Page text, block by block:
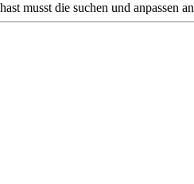
musst die suchen und anpassen